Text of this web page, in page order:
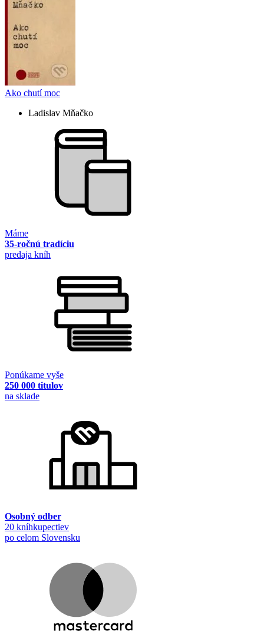
Ako chutí moc
Ladislav Mňačko
Máme
35-ročnú tradíciu
predaja kníh
Ponúkame vyše
250 000 titulov
na sklade
Osobný odber
20 kníhkupectiev
po celom Slovensku